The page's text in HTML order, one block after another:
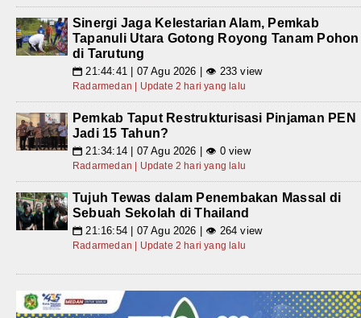
Sinergi Jaga Kelestarian Alam, Pemkab
Tapanuli Utara Gotong Royong Tanam Pohon
di Tarutung
📅 21:44:41 | 07 Agu 2026 | 👁 233 view
Radarmedan | Update 2 hari yang lalu
Pemkab Taput Restrukturisasi Pinjaman PEN
Jadi 15 Tahun?
📅 21:34:14 | 07 Agu 2026 | 👁 0 view
Radarmedan | Update 2 hari yang lalu
Tujuh Tewas dalam Penembakan Massal di
Sebuah Sekolah di Thailand
📅 21:16:54 | 07 Agu 2026 | 👁 264 view
Radarmedan | Update 2 hari yang lalu